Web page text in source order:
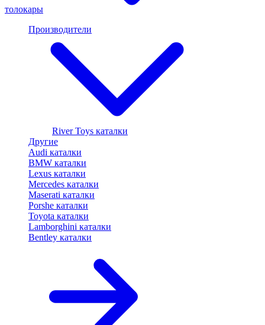
толокары
Производители
River Toys каталки
Другие
Audi каталки
BMW каталки
Lexus каталки
Mercedes каталки
Maserati каталки
Porshe каталки
Toyota каталки
Lamborghini каталки
Bentley каталки